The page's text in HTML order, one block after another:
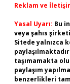
Reklam ve
Yasal Uyarı: Bu
veya şahıs
Sitede yalnızca
taşımamakta
paylaşım
benzerlikleri